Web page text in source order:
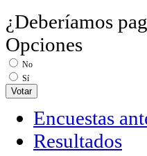
¿Deberíamos
Opciones
No
Sí
Encuestas
Resultados